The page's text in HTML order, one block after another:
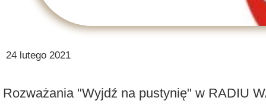
24 lutego 2021
Rozważania "Wyjdź na pustynię" w RADIU